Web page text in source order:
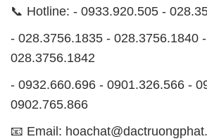
📞 Hotline: - 0933.920.505 -
- 028.3756.1835 - 028.3756.1840
028.3756.1842
- 0932.660.696 - 0901.326.566 -
0902.765.866
📧 Email: